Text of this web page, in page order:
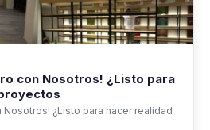
con Nosotros! ¿Listo para
Nosotros! ¿Listo para hacer realidad